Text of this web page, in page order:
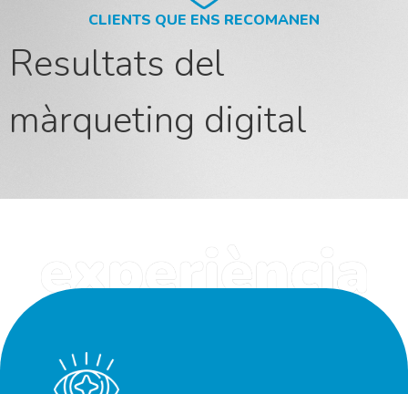
CLIENTS QUE ENS RECOMANEN
Resultats del
màrqueting digital